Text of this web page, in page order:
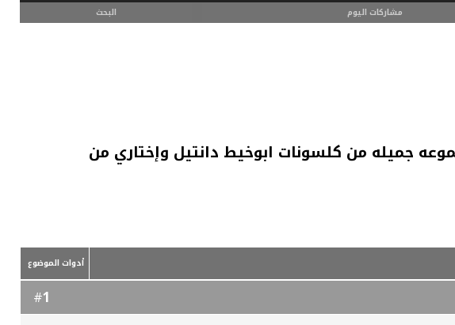
مشاركات اليوم البحث
جميله من كلسونات ابوخيط دانتيل وإختاري من
أدوات الموضوع
1